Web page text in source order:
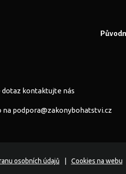
dotaz kontaktujte nás
na podpora@zakonybohatstvi.cz
osobních údajů Cookies na webu